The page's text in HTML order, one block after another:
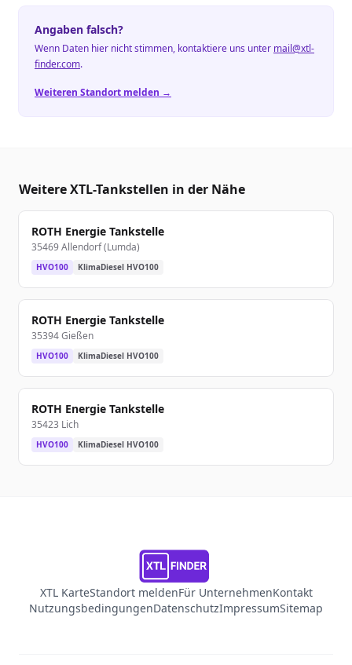
Angaben falsch?
Wenn Daten hier nicht stimmen, kontaktiere uns unter mail@xtl-
finder.com.
Weiteren Standort melden →
Weitere XTL-Tankstellen in der Nähe
ROTH Energie Tankstelle
35469 Allendorf (Lumda)
HVO100 KlimaDiesel HVO100
ROTH Energie Tankstelle
35394 Gießen
HVO100 KlimaDiesel HVO100
ROTH Energie Tankstelle
35423 Lich
HVO100 KlimaDiesel HVO100
XTL KarteStandort meldenFür UnternehmenKontakt
NutzungsbedingungenDatenschutzImpressumSitemap